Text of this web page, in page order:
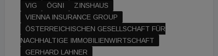
VIG
ÖGNI
ZINSHAUS
VIENNA INSURANCE GROUP
ÖSTERREICHISCHEN GESELLSCHAFT FÜR
NACHHALTIGE IMMOBILIENWIRTSCHAFT
GERHARD LAHNER